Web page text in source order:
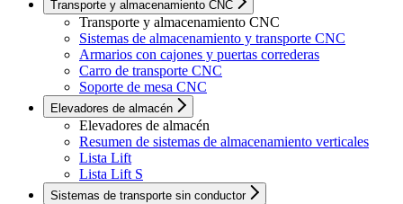
Transporte y almacenamiento CNC
Transporte y almacenamiento CNC
Sistemas de almacenamiento y transporte CNC
Armarios con cajones y puertas correderas
Carro de transporte CNC
Soporte de mesa CNC
Elevadores de almacén
Elevadores de almacén
Resumen de sistemas de almacenamiento verticales
Lista Lift
Lista Lift S
Sistemas de transporte sin conductor